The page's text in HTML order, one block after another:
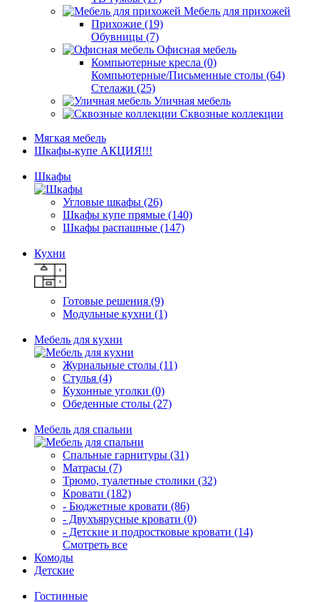
Мебель для прихожей
Прихожие (19)
Обувницы (7)
Офисная мебель
Компьютерные кресла (0)
Компьютерные/Письменные столы (64)
Стелажи (25)
Уличная мебель
Сквозные коллекции
Мягкая мебель
Шкафы-купе АКЦИЯ!!!
Шкафы
Угловые шкафы (26)
Шкафы купе прямые (140)
Шкафы распашные (147)
Кухни
Готовые решения (9)
Модульные кухни (1)
Мебель для кухни
Журнальные столы (11)
Стулья (4)
Кухонные уголки (0)
Обеденные столы (27)
Мебель для спальни
Спальные гарнитуры (31)
Матрасы (7)
Трюмо, туалетные столики (32)
Кровати (182)
- Бюджетные кровати (86)
- Двухъярусные кровати (0)
- Детские и подростковые кровати (14)
Смотреть все
Комоды
Детские
Гостинные